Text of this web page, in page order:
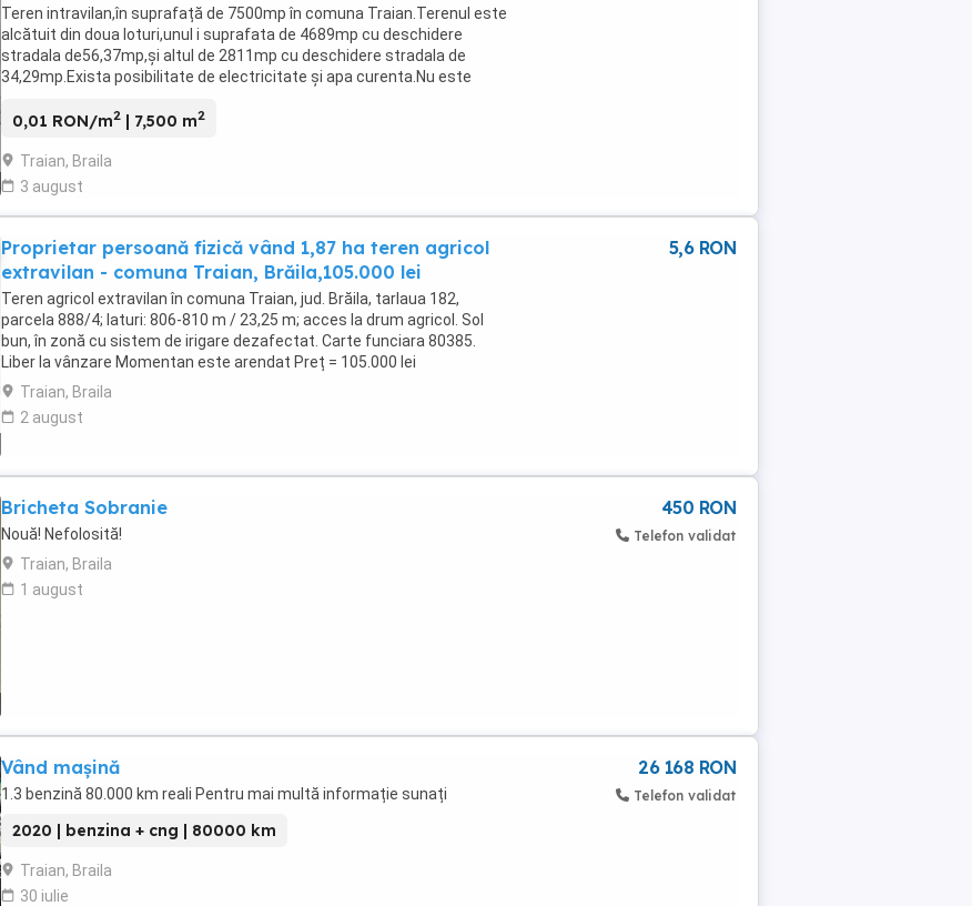
Teren intravilan,în suprafață de 7500mp în comuna Traian.Terenul este
alcătuit din doua loturi,unul i suprafata de 4689mp cu deschidere
stradala de56,37mp,și altul de 2811mp cu deschidere stradala de
34,29mp.Exista posibilitate de electricitate și apa curenta.Nu este
0,01 RON/m2 | 7,500 m2
Traian, Braila
3 august
Proprietar persoană fizică vând 1,87 ha teren agricol
extravilan - comuna Traian, Brăila,105.000 lei
Teren agricol extravilan în comuna Traian, jud. Brăila, tarlaua 182,
parcela 888/4; laturi: 806-810 m / 23,25 m; acces la drum agricol. Sol
bun, în zonă cu sistem de irigare dezafectat. Carte funciara 80385.
Liber la vânzare Momentan este arendat Preț = 105.000 lei
Traian, Braila
2 august
5,6 RON
Bricheta Sobranie
Nouă! Nefolosită!
Traian, Braila
1 august
450 RON
Telefon validat
Vând mașină
1.3 benzină 80.000 km reali Pentru mai multă informație sunați
2020 | benzina + cng | 80000 km
Traian, Braila
30 iulie
26 168 RON
Telefon validat